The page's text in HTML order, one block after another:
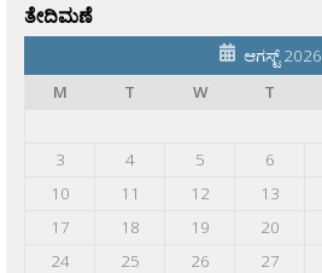
ತೇದಿಮಣೆ
ಆಗಸ್ಟ್ 2026
M
T W T
3
4 5 6
10
11 12 13
17
18 19 20
24
25 26 27